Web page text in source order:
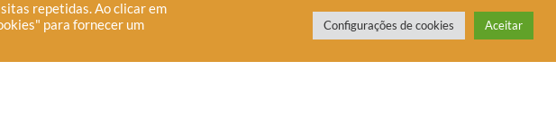
repetidas. Ao clicar em
para fornecer um
Configurações de cookies Aceitar